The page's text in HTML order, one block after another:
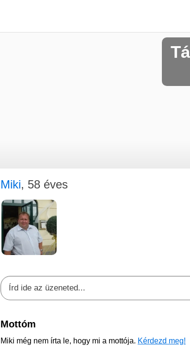
Miki, 58 éves
Mottóm
Miki még nem írta le, hogy mi a mottója. Kérdezd meg!